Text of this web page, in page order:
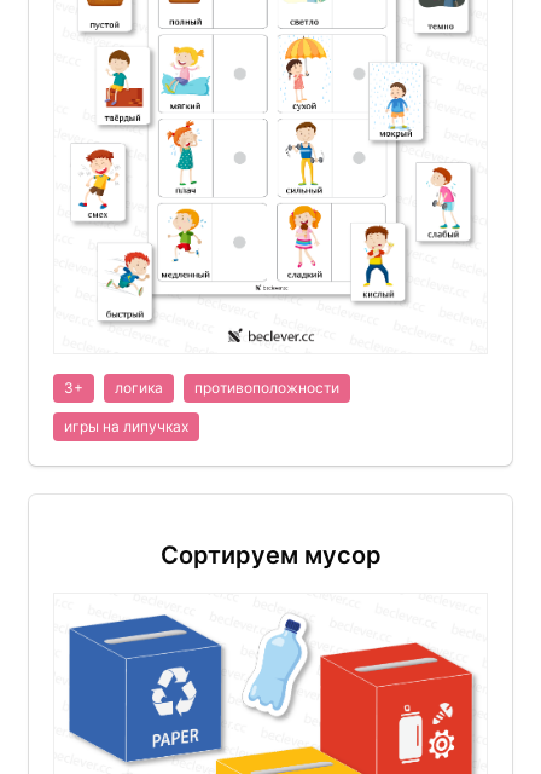
3+ логика противоположности
игры на липучках
Сортируем мусор